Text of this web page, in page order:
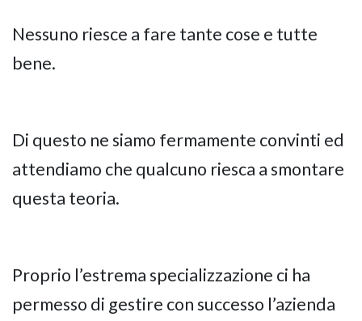
Nessuno riesce a fare tante cose e tutte
bene.
Di questo ne siamo fermamente convinti ed
attendiamo che qualcuno riesca a smontare
questa teoria.
Proprio l’estrema specializzazione ci ha
permesso di gestire con successo l’azienda